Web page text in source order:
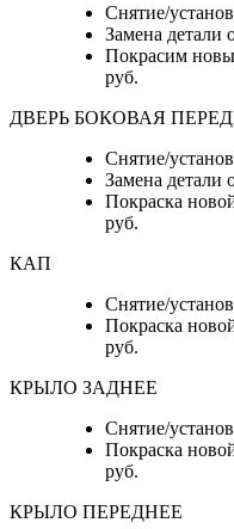
Снятие/
Замена детали
Покрасим
руб.
ДВЕРЬ БОКОВАЯ
Снятие/
Замена детали
Покраска
руб.
КАП
Снятие/
Покраска
руб.
КРЫЛО ЗАДНЕЕ
Снятие/
Покраска
руб.
КРЫЛО ПЕРЕДНЕЕ